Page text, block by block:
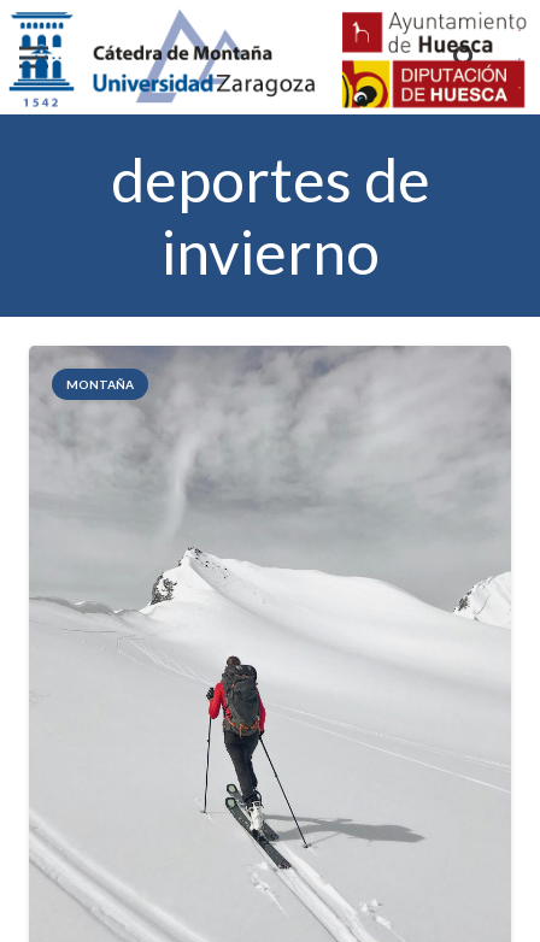
deportes de
invierno
MONTAÑA